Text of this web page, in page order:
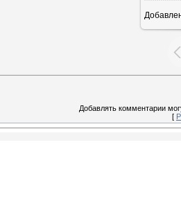
Добавлять комментарии
[